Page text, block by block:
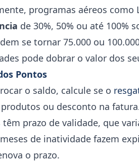
programas aéreos como
de 30%, 50% ou até 100%
se tornar 75.000 ou
pode dobrar o valor dos
Pontos
o saldo, calcule se o
ou desconto na
têm prazo de validade, que
de inatividade fazem
o prazo.